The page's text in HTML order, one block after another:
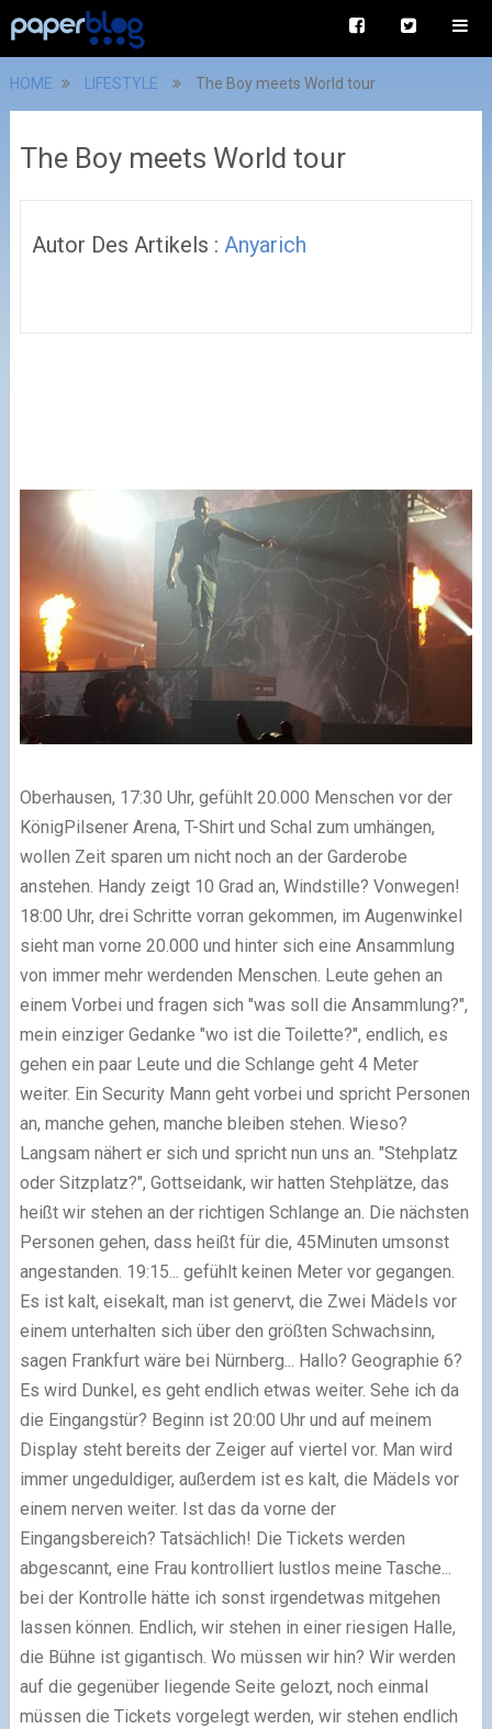
HOME LIFESTYLE The Boy meets World tour
The Boy meets World tour
Autor Des Artikels : Anyarich
Oberhausen, 17:30 Uhr, gefühlt 20.000 Menschen vor der
KönigPilsener Arena, T-Shirt und Schal zum umhängen,
wollen Zeit sparen um nicht noch an der Garderobe
anstehen. Handy zeigt 10 Grad an, Windstille? Vonwegen!
18:00 Uhr, drei Schritte vorran gekommen, im Augenwinkel
sieht man vorne 20.000 und hinter sich eine Ansammlung
von immer mehr werdenden Menschen. Leute gehen an
einem Vorbei und fragen sich "was soll die Ansammlung?",
mein einziger Gedanke "wo ist die Toilette?", endlich, es
gehen ein paar Leute und die Schlange geht 4 Meter
weiter. Ein Security Mann geht vorbei und spricht Personen
an, manche gehen, manche bleiben stehen. Wieso?
Langsam nähert er sich und spricht nun uns an. "Stehplatz
oder Sitzplatz?", Gottseidank, wir hatten Stehplätze, das
heißt wir stehen an der richtigen Schlange an. Die nächsten
Personen gehen, dass heißt für die, 45Minuten umsonst
angestanden. 19:15... gefühlt keinen Meter vor gegangen.
Es ist kalt, eisekalt, man ist genervt, die Zwei Mädels vor
einem unterhalten sich über den größten Schwachsinn,
sagen Frankfurt wäre bei Nürnberg... Hallo? Geographie 6?
Es wird Dunkel, es geht endlich etwas weiter. Sehe ich da
die Eingangstür? Beginn ist 20:00 Uhr und auf meinem
Display steht bereits der Zeiger auf viertel vor. Man wird
immer ungeduldiger, außerdem ist es kalt, die Mädels vor
einem nerven weiter. Ist das da vorne der
Eingangsbereich? Tatsächlich! Die Tickets werden
abgescannt, eine Frau kontrolliert lustlos meine Tasche...
bei der Kontrolle hätte ich sonst irgendetwas mitgehen
lassen können. Endlich, wir stehen in einer riesigen Halle,
die Bühne ist gigantisch. Wo müssen wir hin? Wir werden
auf die gegenüber liegende Seite gelozt, noch einmal
müssen die Tickets vorgelegt werden, wir stehen endlich